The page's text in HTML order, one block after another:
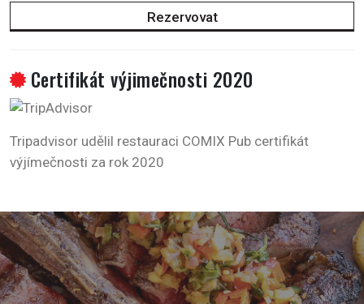
Rezervovat
Certifikát výjimečnosti 2020
Tripadvisor udělil restauraci COMIX Pub certifikát
výjímečnosti za rok 2020